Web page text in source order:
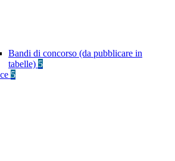
Bandi di concorso (da pubblicare in
tabelle) 5
5